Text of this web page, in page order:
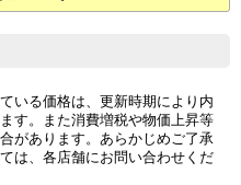
いる価格は、更新時期により内
す。また消費増税や物価上昇等
があります。あらかじめご了承
は、各店舗にお問い合わせくだ